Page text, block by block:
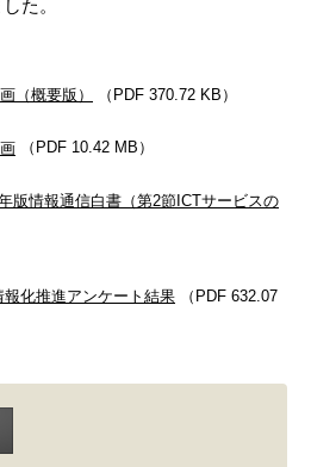
た。
（概要版） （PDF 370.72 KB）
（PDF 10.42 MB）
版情報通信白書（第2節ICTサービスの
報化推進アンケート結果 （PDF 632.07